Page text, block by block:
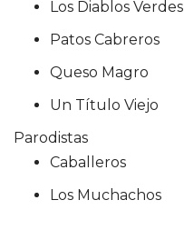
Los Diablos Verdes
Patos Cabreros
Queso Magro
Un Título Viejo
Parodistas
Caballeros
Los Muchachos